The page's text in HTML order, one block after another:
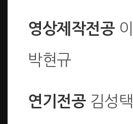
영상제작전공이
박현규
연기전공김성